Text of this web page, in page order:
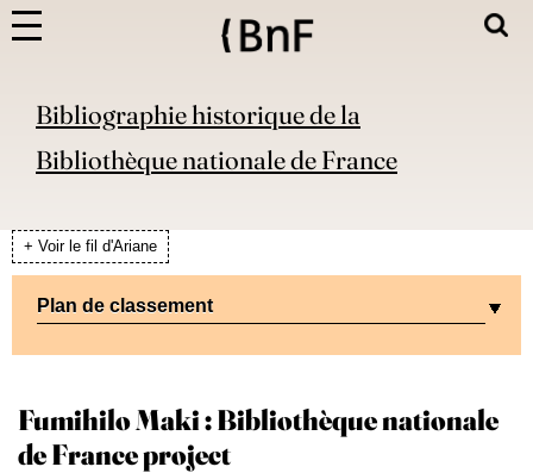
Bibliographie historique de la
Bibliothèque nationale de France
+ Voir le fil d'Ariane
Plan de classement
Fumihilo Maki : Bibliothèque nationale
de France project